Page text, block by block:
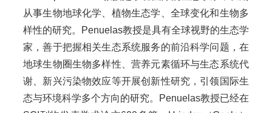
从事生物地球化学、植物生态学、全球变化和生物多
样性的研究。Penuelas教授是具有全球视野的生态学
家，善于把握相关生态系统服务的前沿科学问题，在
地球生物圈生物多样性、营养元素循环与生态系统代
谢、新兴污染物效应等开展创新性研究，引领国际生
态与环境科学多个方向的研究。Penuelas教授已经在